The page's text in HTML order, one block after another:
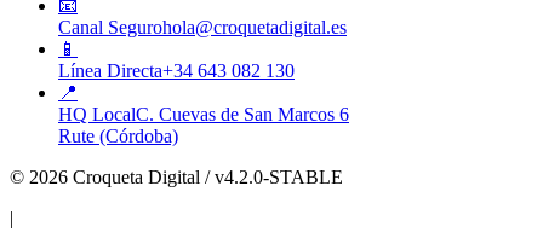
📧
Canal Segurohola@croquetadigital.es
📱
Línea Directa+34 643 082 130
📍
HQ LocalC. Cuevas de San Marcos 6
Rute (Córdoba)
© 2026 Croqueta Digital / v4.2.0-STABLE
|